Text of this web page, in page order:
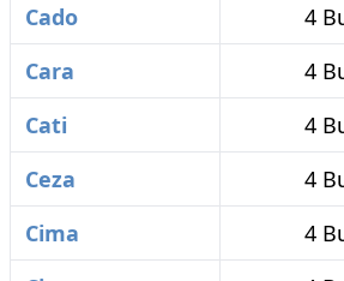
Cado
4
Cara
4
Cati
4
Ceza
4
Cima
4